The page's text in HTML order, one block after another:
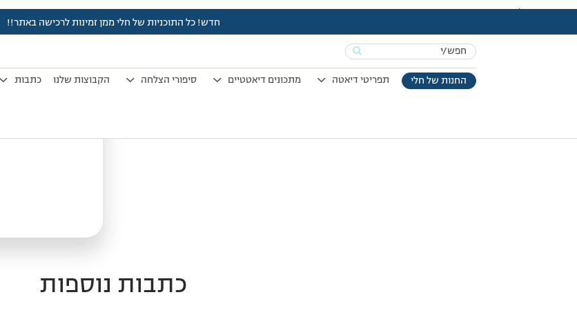
חדש! כל התוכניות של חלי ממן זמינות לרכישה באתר!!
Search
for:החנות של חלי תפריטי דיאטה מתכונים דיאטטיים סיפורי הצלחה הקבוצות שלנו כתבות
עמוד הבית>
Vod
>אימון חיזוק מסת שריר
אימון חיזוק מסת שריר
כתבות נוספות